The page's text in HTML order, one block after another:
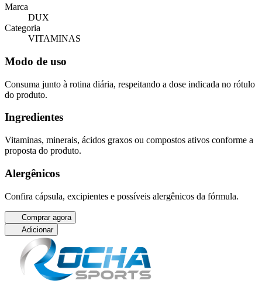
Marca
DUX
Categoria
VITAMINAS
Modo de uso
Consuma junto à rotina diária, respeitando a dose indicada no rótulo
do produto.
Ingredientes
Vitaminas, minerais, ácidos graxos ou compostos ativos conforme a
proposta do produto.
Alergênicos
Confira cápsula, excipientes e possíveis alergênicos da fórmula.
Comprar agora
Adicionar